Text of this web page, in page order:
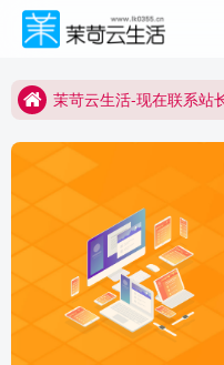
茉苛云生活-现在联系站
茉苛云生活-现在联系站